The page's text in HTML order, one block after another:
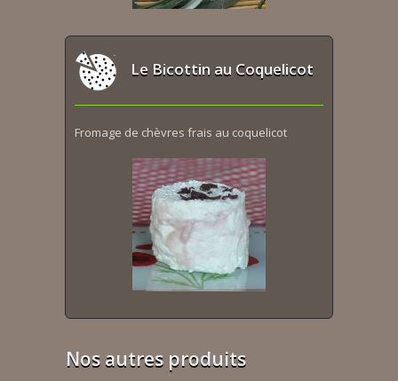
Le Bicottin au Coquelicot
Fromage de chèvres frais au coquelicot
Nos autres produits